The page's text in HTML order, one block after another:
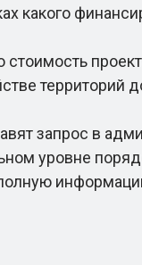
какого
территорий
запрос в
уровне